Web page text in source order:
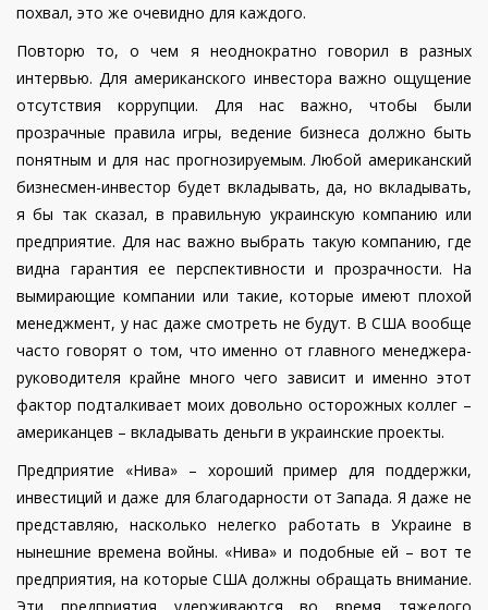
похвал, это же очевидно для каждого.
Повторю то, о чем я неоднократно говорил в разных
интервью. Для американского инвестора важно ощущение
отсутствия коррупции. Для нас важно, чтобы были
прозрачные правила игры, ведение бизнеса должно быть
понятным и для нас прогнозируемым. Любой американский
бизнесмен-инвестор будет вкладывать, да, но вкладывать,
я бы так сказал, в правильную украинскую компанию или
предприятие. Для нас важно выбрать такую компанию, где
видна гарантия ее перспективности и прозрачности. На
вымирающие компании или такие, которые имеют плохой
менеджмент, у нас даже смотреть не будут. В США вообще
часто говорят о том, что именно от главного менеджера-
руководителя крайне много чего зависит и именно этот
фактор подталкивает моих довольно осторожных коллег –
американцев – вкладывать деньги в украинские проекты.
Предприятие «Нива» – хороший пример для поддержки,
инвестиций и даже для благодарности от Запада. Я даже не
представляю, насколько нелегко работать в Украине в
нынешние времена войны. «Нива» и подобные ей – вот те
предприятия, на которые США должны обращать внимание.